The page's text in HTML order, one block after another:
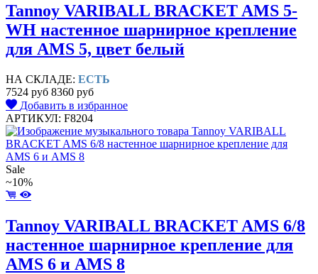
Tannoy VARIBALL BRACKET AMS 5-
WH настенное шарнирное крепление
для AMS 5, цвет белый
НА СКЛАДЕ: ЕСТЬ
7524 руб 8360 руб
Добавить в избранное
АРТИКУЛ: F8204
Sale
~10%
Tannoy VARIBALL BRACKET AMS 6/8
настенное шарнирное крепление для
AMS 6 и AMS 8